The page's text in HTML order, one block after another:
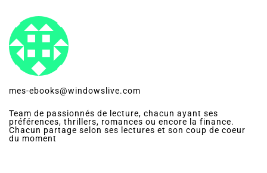
mes-ebooks@windowslive.com
Team de passionnés de lecture, chacun ayant ses
préférences, thrillers, romances ou encore la finance.
Chacun partage selon ses lectures et son coup de coeur
du moment